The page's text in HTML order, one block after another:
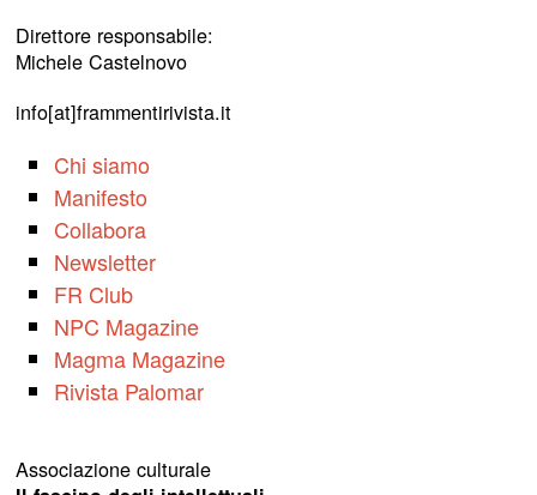
Direttore responsabile:
Michele Castelnovo
info[at]frammentirivista.it
Chi siamo
Manifesto
Collabora
Newsletter
FR Club
NPC Magazine
Magma Magazine
Rivista Palomar
Associazione culturale